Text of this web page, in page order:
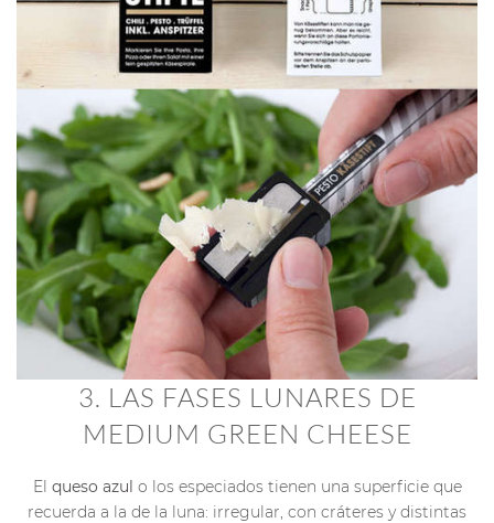
3. LAS FASES LUNARES DE
MEDIUM GREEN CHEESE
El queso azul o los especiados tienen una superficie que
recuerda a la de la luna: irregular, con cráteres y distintas